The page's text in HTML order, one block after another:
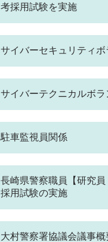
考採用試験を実施
サイバーセキュリティ
サイバーテクニカルボ
駐車監視員関係
長崎県警察職員【研究
採用試験の実施
大村警察署協議会議事概